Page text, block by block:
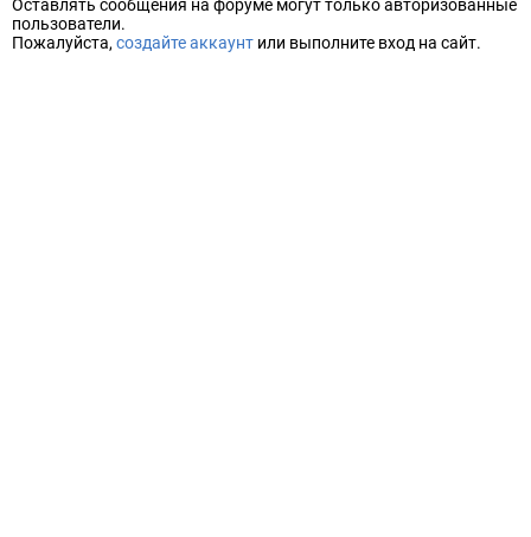
Оставлять сообщения на форуме могут только авторизованные
пользователи.
Пожалуйста, создайте аккаунт или выполните вход на сайт.